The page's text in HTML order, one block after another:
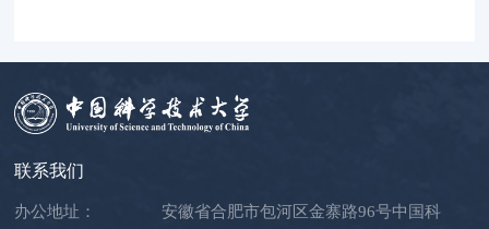
联系我们
办公地址：
安徽省合肥市包河区金寨路96号中国科